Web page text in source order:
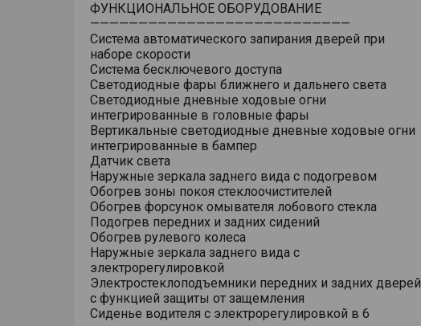
ФУНКЦИОНАЛЬНОЕ ОБОРУДОВАНИЕ
———————————————————————————
Система автоматического запирания дверей при
наборе скорости
Система бесключевого доступа
Светодиодные фары ближнего и дальнего света
Светодиодные дневные ходовые огни
интегрированные в головные фары
Вертикальные светодиодные дневные ходовые огни
интегрированные в бампер
Датчик света
Наружные зеркала заднего вида с подогревом
Обогрев зоны покоя стеклоочистителей
Обогрев форсунок омывателя лобового стекла
Подогрев передних и задних сидений
Обогрев рулевого колеса
Наружные зеркала заднего вида с
электрорегулировкой
Электростеклоподъемники передних и задних дверей
с функцией защиты от защемления
Сиденье водителя с электрорегулировкой в 6